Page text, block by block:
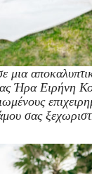
Ήρα Ειρήνη
σας